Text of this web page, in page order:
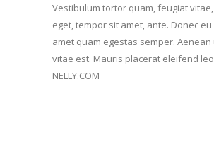
Vestibulum tortor quam, feugiat
eget, tempor sit amet, ante. Donec
amet quam egestas semper. Aenean
vitae est. Mauris placerat eleifend
NELLY.COM